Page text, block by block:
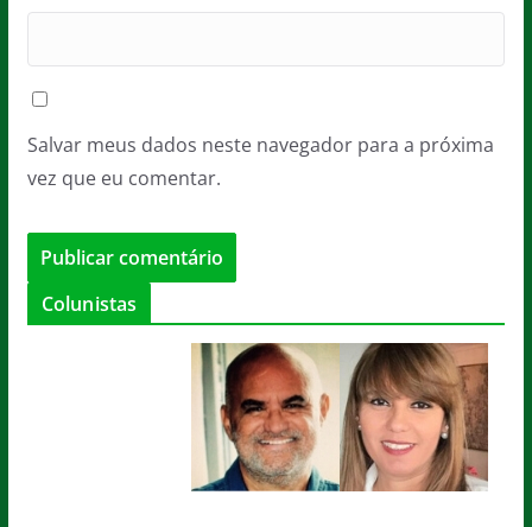
Salvar meus dados neste navegador para a próxima
vez que eu comentar.
Colunistas